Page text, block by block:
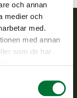
och annan
medier och
med.
med annan
som de har